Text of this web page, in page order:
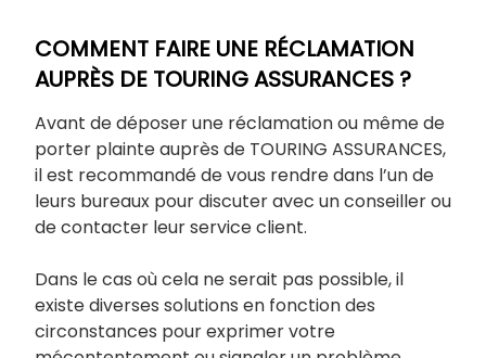
COMMENT FAIRE UNE RÉCLAMATION
AUPRÈS DE TOURING ASSURANCES ?
Avant de déposer une réclamation ou même de
porter plainte auprès de TOURING ASSURANCES,
il est recommandé de vous rendre dans l’un de
leurs bureaux pour discuter avec un conseiller ou
de contacter leur service client.
Dans le cas où cela ne serait pas possible, il
existe diverses solutions en fonction des
circonstances pour exprimer votre